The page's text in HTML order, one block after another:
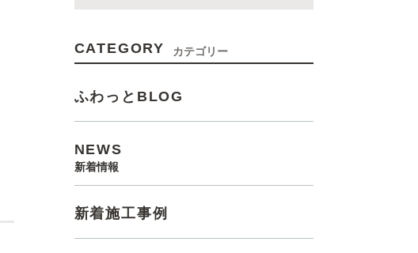
CATEGORY カテゴリー
ふわっとBLOG
NEWS
新着情報
新着施工事例